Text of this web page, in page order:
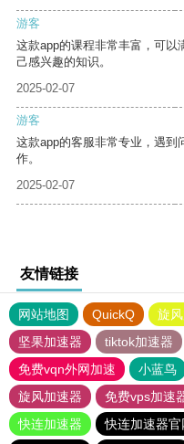
游客
这款app的课程非常丰富，可以
己感兴趣的知识。
2025-02-07
游客
这款app的客服非常专业，遇到
作。
2025-02-07
友情链接
网站地图 QuickQ 旋
坚果加速器
tiktok加速器
免费vqn外网加速
小蓝鸟
旋风加速器
免费vps加速
快连加速器
快连加速器官